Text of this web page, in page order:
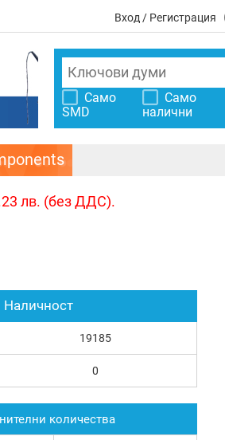
Вход / Регистрация
Само
SMD
Само
налични
лв. (без ДДС).
Наличност
19185
0
количества